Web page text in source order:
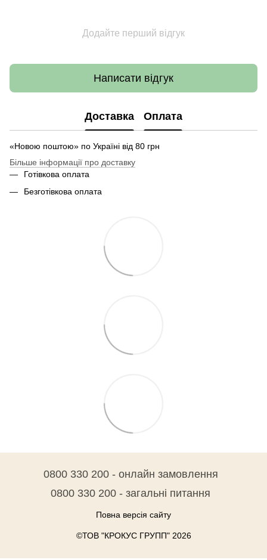
Додайте перший відгук
Написати відгук
Доставка Оплата
«Новою поштою» по Україні від 80 грн
Більше інформації про доставку
Готівкова оплата
Безготівкова оплата
0800 330 200 - онлайн замовлення
0800 330 200 - загальні питання
Повна версія сайту
©ТОВ "КРОКУС ГРУПП" 2026